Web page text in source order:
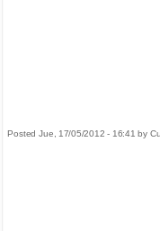
Posted Jue, 17/05/2012 - 16:41 by